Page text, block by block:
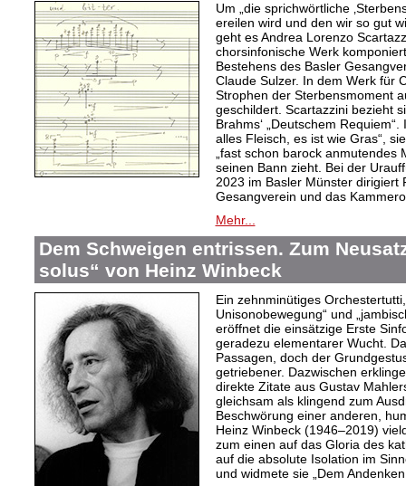
Um „die sprichwörtliche
ereilen wird und den wir so gut
geht es Andrea Lorenzo
chorsinfonische Werk
Bestehens des Basler
Claude Sulzer. In dem Werk für
Strophen der Sterbensmoment
geschildert. Scartazzini bezieht
Brahms‘ „Deutschem
alles Fleisch, es ist wie Gras“,
„fast schon barock anmutendes
seinen Bann zieht. Bei der
2023 im Basler Münster dirigiert
Gesangverein und das
Mehr...
Dem Schweigen entrissen. Zum
solus“ von Heinz Winbeck
Ein zehnminütiges
Unisonobewegung“ und
eröffnet die einsätzige Erste
geradezu elementarer Wucht.
Passagen, doch der
getriebener. Dazwischen
direkte Zitate aus Gustav
gleichsam als klingend zum
Beschwörung einer anderen,
Heinz Winbeck (1946–2019)
zum einen auf das Gloria des
auf die absolute Isolation im
und widmete sie „Dem